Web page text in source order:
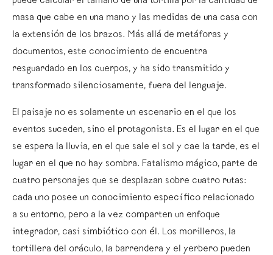
masa que cabe en una mano y las medidas de una casa con
la extensión de los brazos. Más allá de metáforas y
documentos, este conocimiento de encuentra
resguardado en los cuerpos, y ha sido transmitido y
transformado silenciosamente, fuera del lenguaje.
El paisaje no es solamente un escenario en el que los
eventos suceden, sino el protagonista. Es el lugar en el que
se espera la lluvia, en el que sale el sol y cae la tarde, es el
lugar en el que no hay sombra. Fatalismo mágico, parte de
cuatro personajes que se desplazan sobre cuatro rutas:
cada uno posee un conocimiento específico relacionado
a su entorno, pero a la vez comparten un enfoque
integrador, casi simbiótico con él. Los morilleros, la
tortillera del oráculo, la barrendera y el yerbero pueden